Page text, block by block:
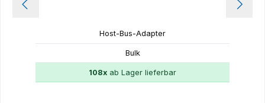
Host-Bus-Adapter
Bulk
108x ab Lager lieferbar